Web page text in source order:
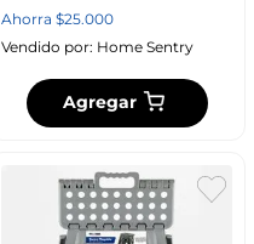
Ahorra $25.000
Vendido por: Home Sentry
Agregar